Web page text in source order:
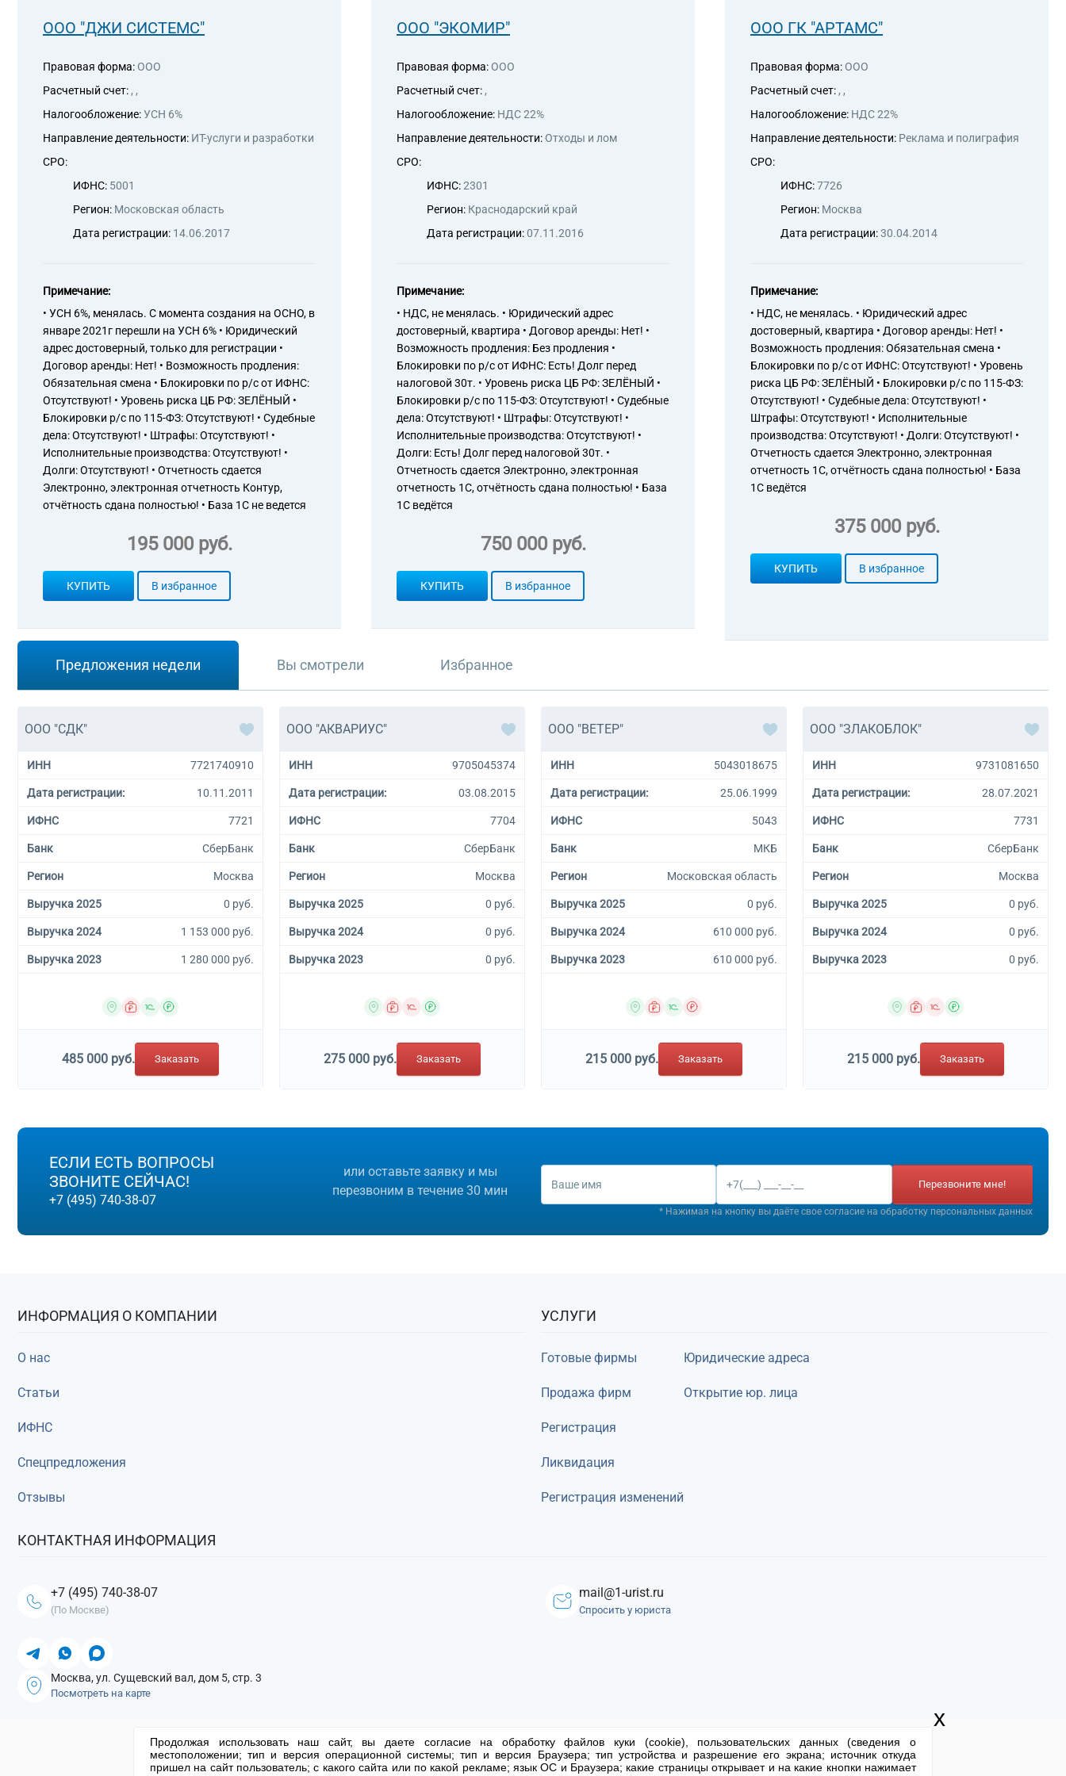
С лицензией на алмазную торговлю
ООО "ДЖИ СИСТЕМС"
Правовая форма: ООО
Расчетный счет: , ,
Налогообложение:УСН 6%
Направление деятельности: ИТ-услуги и разработки
СРО:
ИФНС: 5001
Регион: Московская область
Дата регистрации: 14.06.2017
Примечание:
• УСН 6%, менялась. С момента создания на ОСНО, в
январе 2021г перешли на УСН 6% • Юридический
адрес достоверный, только для регистрации •
Договор аренды: Нет! • Возможность продления:
Обязательная смена • Блокировки по р/с от ИФНС:
Отсутствуют! • Уровень риска ЦБ РФ: ЗЕЛЁНЫЙ •
Блокировки р/с по 115-ФЗ: Отсутствуют! • Судебные
дела: Отсутствуют! • Штрафы: Отсутствуют! •
Исполнительные производства: Отсутствуют! •
Долги: Отсутствуют! • Отчетность сдается
Электронно, электронная отчетность Контур,
отчётность сдана полностью! • База 1С не ведется
195 000 руб.
КУПИТЬ В избранное
ООО "ЭКОМИР"
Правовая форма: ООО
Расчетный счет: ,
Налогообложение: НДС 22%
Направление деятельности: Отходы и лом
СРО:
ИФНС:2301
Регион: Краснодарский край
Дата регистрации:07.11.2016
Примечание:
• НДС, не менялась. • Юридический адрес
достоверный, квартира • Договор аренды: Нет! •
Возможность продления: Без продления •
Блокировки по р/с от ИФНС: Есть! Долг перед
налоговой 30т. • Уровень риска ЦБ РФ: ЗЕЛЁНЫЙ •
Блокировки р/с по 115-ФЗ: Отсутствуют! • Судебные
дела: Отсутствуют! • Штрафы: Отсутствуют! •
Исполнительные производства: Отсутствуют! •
Долги: Есть! Долг перед налоговой 30т. •
Отчетность сдается Электронно, электронная
отчетность 1С, отчётность сдана полностью! • База
1С ведётся
750 000 руб.
КУПИТЬ В избранное
ООО ГК "АРТАМС"
Правовая форма: ООО
Расчетный счет: , ,
Налогообложение: НДС 22%
Направление деятельности: Реклама и полиграфия
СРО:
ИФНС:7726
Регион: Москва
Дата регистрации:30.04.2014
Примечание:
• НДС, не менялась. • Юридический адрес
достоверный, квартира • Договор аренды: Нет! •
Возможность продления: Обязательная смена •
Блокировки по р/с от ИФНС: Отсутствуют! • Уровень
риска ЦБ РФ: ЗЕЛЁНЫЙ • Блокировки р/с по 115-ФЗ:
Отсутствуют! • Судебные дела: Отсутствуют! •
Штрафы: Отсутствуют! • Исполнительные
производства: Отсутствуют! • Долги: Отсутствуют! •
Отчетность сдается Электронно, электронная
отчетность 1С, отчётность сдана полностью! • База
1С ведётся
375 000 руб.
КУПИТЬ В избранное
Предложения недели Вы смотрели Избранное
ООО "СДК"
ИНН 7721740910
Дата регистрации: 10.11.2011
ИФНС 7721
Банк СберБанк
Регион Москва
Выручка 2025 0 руб.
Выручка 2024 1 153 000 руб.
Выручка 2023 1 280 000 руб.
485 000 руб. Заказать
ООО "АКВАРИУС"
ИНН 9705045374
Дата регистрации: 03.08.2015
ИФНС 7704
Банк СберБанк
Регион Москва
Выручка 2025 0 руб.
Выручка 2024 0 руб.
Выручка 2023 0 руб.
275 000 руб. Заказать
ООО "ВЕТЕР"
ИНН 5043018675
Дата регистрации: 25.06.1999
ИФНС 5043
Банк МКБ
Регион Московская область
Выручка 2025 0 руб.
Выручка 2024 610 000 руб.
Выручка 2023 610 000 руб.
215 000 руб. Заказать
ООО "ЗЛАКОБЛОК"
ИНН 9731081650
Дата регистрации: 28.07.2021
ИФНС 7731
Банк СберБанк
Регион Москва
Выручка 2025 0 руб.
Выручка 2024 0 руб.
Выручка 2023 0 руб.
215 000 руб. Заказать
ЕСЛИ ЕСТЬ ВОПРОСЫ
ЗВОНИТЕ СЕЙЧАС!
+7 (495) 740-38-07
или оставьте заявку и мы
перезвоним в течение 30 мин
Перезвоните мне!
* Нажимая на кнопку вы даёте свое согласие на обработку персональных данных
ИНФОРМАЦИЯ О КОМПАНИИ
О нас
Статьи
ИФНС
Спецпредложения
Отзывы
УСЛУГИ
Готовые фирмы
Продажа фирм
Регистрация
Ликвидация
Регистрация изменений
Юридические адреса
Открытие юр. лица
КОНТАКТНАЯ ИНФОРМАЦИЯ
+7 (495) 740-38-07
(По Москве)
mail@1-urist.ru
Спросить у юриста
Москва, ул. Сущевский вал, дом 5, стр. 3
Посмотреть на карте
Столичный центр помощи бизнесу 2013-2026. Все права защищены. Письмо директору Политика компании в отношении обработки персональных данных
Продолжая использовать наш сайт, вы даете согласие на обработку файлов куки (cookie), пользовательских данных (сведения о
местоположении; тип и версия операционной системы; тип и версия Браузера; тип устройства и разрешение его экрана; источник откуда
пришел на сайт пользователь; с какого сайта или по какой рекламе; язык ОС и Браузера; какие страницы открывает и на какие кнопки нажимает
x